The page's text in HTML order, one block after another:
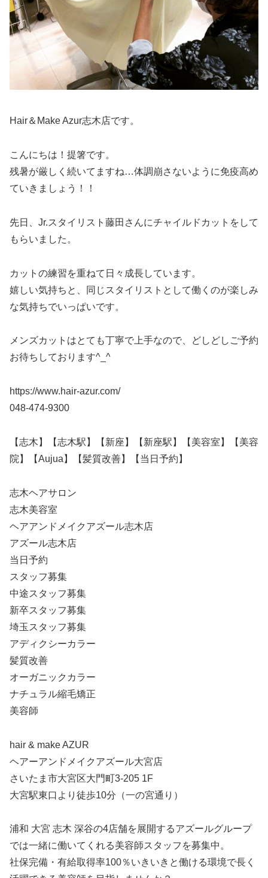
Hair＆Make Azur志木店です。
こんにちは！提箸です。
残暑が厳しく続いてますね…体調崩さないように免疫高め
ていきましょう！！
先日、Jr.スタイリスト藤田さんにチャイルドカットをして
もらいました。
カットの練習を重ねて日々成長しています。
嬉しい気持ちと、同じスタイリストとして働くのが楽しみ
な気持ちでいっぱいです。
メンズカットはとても丁寧で上手なので、どしどしご予約
お待ちしております^_^
https://www.hair-azur.com/
048-474-9300
【志木】【志木駅】【新座】【新座駅】【美容室】【美容
院】【Aujua】【髪質改善】【当日予約】
志木ヘアサロン
志木美容室
ヘアアンドメイクアズール志木店
アズール志木店
当日予約
スタッフ募集
中途スタッフ募集
新卒スタッフ募集
埼玉スタッフ募集
アディクシーカラー
髪質改善
オーガニックカラー
ナチュラル縮毛矯正
美容師
hair & make AZUR
ヘアーアンドメイクアズール大宮店
さいたま市大宮区大門町3-205 1F
大宮駅東口より徒歩10分（一の宮通り）
浦和 大宮 志木 深谷の4店舗を展開するアズールグループ
では一緒に働いてくれる美容師スタッフを募集中。
社保完備・有給取得率100％いきいきと働ける環境で長く